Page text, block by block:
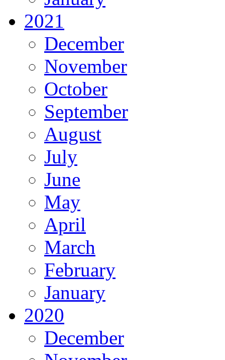
2021
December
November
October
September
August
July
June
May
April
March
February
January
2020
December